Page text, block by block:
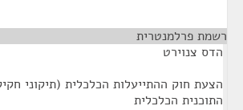
רשמת פרלמנטרית
הדס צנוירט
הצעת חוק ההתייעלות הכלכלית (תיקוני
התוכנית הכלכלית